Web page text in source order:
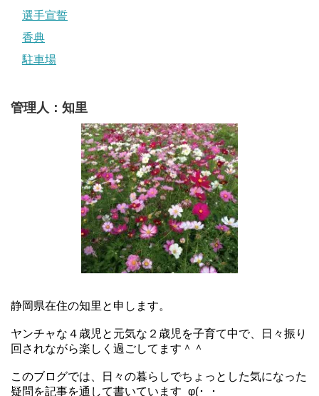
選手宣誓
香典
駐車場
管理人：知里
静岡県在住の知里と申します。
ヤンチャな４歳児と元気な２歳児を子育て中で、日々振り
回されながら楽しく過ごしてます＾＾
このブログでは、日々の暮らしでちょっとした気になった
疑問を記事を通して書いています_φ(･_･